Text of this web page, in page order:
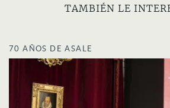
TAMBIÉN LE
70 AÑOS DE ASALE